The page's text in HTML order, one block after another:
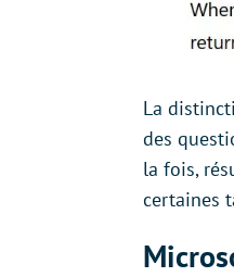
La
des
la fois,
certaines